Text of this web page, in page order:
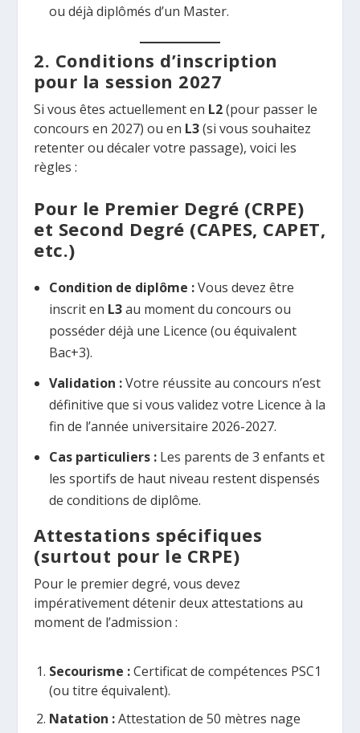
ou déjà diplômés d’un Master.
2. Conditions d’inscription
pour la session 2027
Si vous êtes actuellement en L2(pour passer le
concours en 2027) ou en L3(si vous souhaitez
retenter ou décaler votre passage), voici les
règles :
Pour le Premier Degré (CRPE)
et Second Degré (CAPES, CAPET,
etc.)
Condition de diplôme :Vous devez être
inscrit en L3au moment du concours ou
posséder déjà une Licence (ou équivalent
Bac+3).
Validation :Votre réussite au concours n’est
définitive que si vous validez votre Licence à la
fin de l’année universitaire 2026-2027.
Cas particuliers :Les parents de 3 enfants et
les sportifs de haut niveau restent dispensés
de conditions de diplôme.
Attestations spécifiques
(surtout pour le CRPE)
Pour le premier degré, vous devez
impérativement détenir deux attestations au
moment de l’admission :
Secourisme :Certificat de compétences PSC1
(ou titre équivalent).
Natation :Attestation de 50 mètres nage